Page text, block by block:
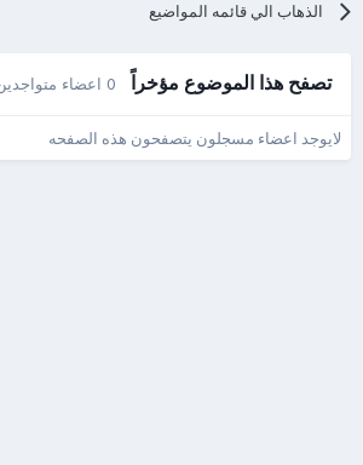
الذهاب الي قائمه المواضيع
تصفح هذا الموضوع مؤخراً 0 اعضاء متواجدين الان
لايوجد اعضاء مسجلون يتصفحون هذه الصفحه